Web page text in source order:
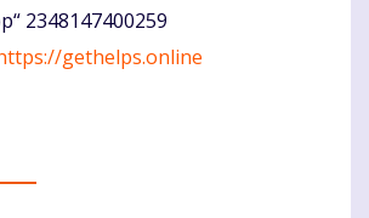
2348147400259
gethelps.online